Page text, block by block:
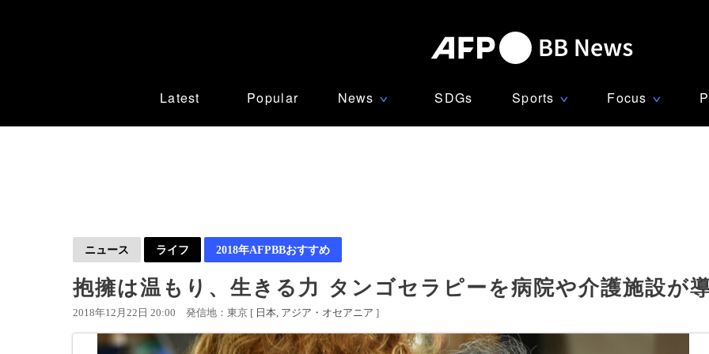
Latest Popular News ∨ SDGs Sports ∨ Focus ∨
ニュース ライフ 2018年AFPBBおすすめ
抱擁は温もり、生きる力 タンゴセラピーを病院や介護施設が
2018年12月22日 20:00 発信地：東京 [ 日本 アジア・オセアニア ]